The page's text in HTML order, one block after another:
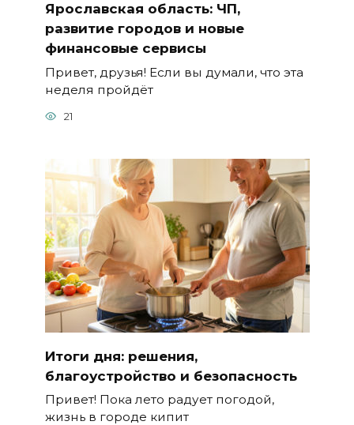
Ярославская область: ЧП,
развитие городов и новые
финансовые сервисы
Привет, друзья! Если вы думали, что эта
неделя пройдёт
21
Итоги дня: решения,
благоустройство и безопасность
Привет! Пока лето радует погодой,
жизнь в городе кипит